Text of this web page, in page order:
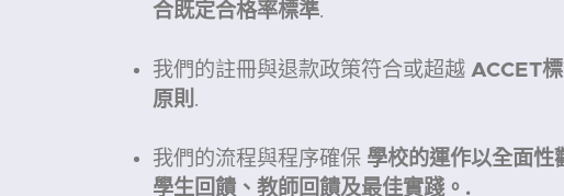
合既定合格率標準.
我們的註冊與退款政策符合或超越 ACCET
原則 .
我們的流程與程序確保 學校的運作以全面性
學生回饋、教師回饋及最佳實踐。.